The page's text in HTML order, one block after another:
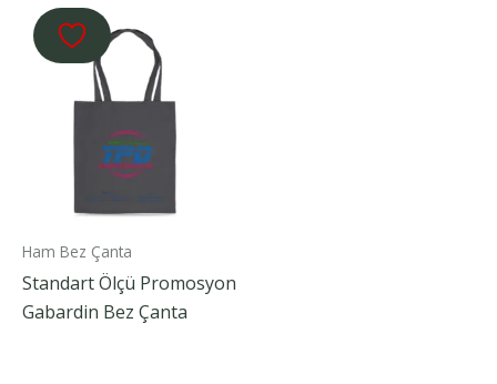
Ham Bez Çanta
Standart Ölçü Promosyon
Gabardin Bez Çanta